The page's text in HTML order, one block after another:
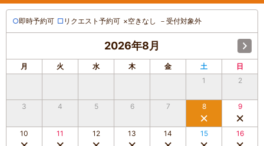
○即時予約可 □ リクエスト予約可 ×空きなし － 受付対象外
2026年8月
月 火 水 木 金 土
日
1
2
3 4 5 6 7 8 9
10 11 12 13 14 15 16